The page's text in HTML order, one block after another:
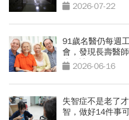
2026-07-22
91歲名醫仍每週
會，發現長壽醫
歲秘訣」
2026-06-16
失智症不是老了
智，做好14件事